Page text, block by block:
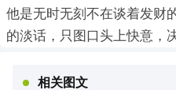
他是无时无刻不在谈着发财
的淡话，只图口头上快意，
相关图文